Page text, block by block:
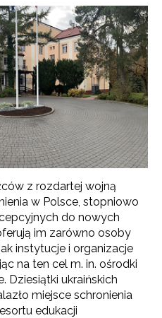
z rozdartej wojną
w Polsce, stopniowo
do nowych
im zarówno osoby
instytucje i organizacje
na ten cel m. in. ośrodki
Dziesiątki ukraińskich
miejsce schronienia
edukacji